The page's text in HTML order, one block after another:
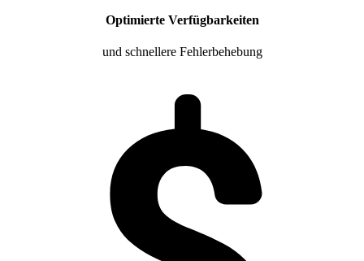
Optimierte Verfügbarkeiten
und schnellere Fehlerbehebung